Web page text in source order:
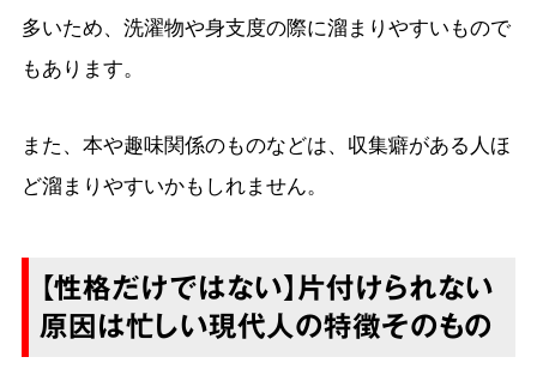
多いため、洗濯物や身支度の際に溜まりやすいもので
もあります。
また、本や趣味関係のものなどは、収集癖がある人ほ
ど溜まりやすいかもしれません。
【性格だけではない】片付けられない
原因は忙しい現代人の特徴そのもの